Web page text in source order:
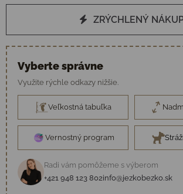
ZRÝCHLENÝ
Vyberte správne
Využite rýchle odkazy nižšie.
Veľkostná tabuľka
Vernostný program
Radi vám pomôžeme s výberom
+421 948 123 802info@jezkobezko.sk